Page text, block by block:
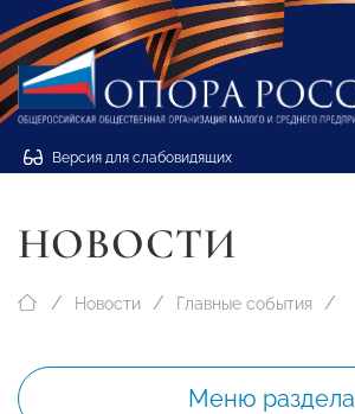
Версия для слабовидящих
НОВОСТИ
Новости Главные события
Меню раздела